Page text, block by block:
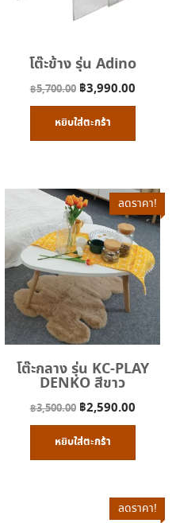
โต๊ะข้าง รุ่น Adino
฿5,700.00 Original
price
was:
฿3,990.00
price
หยิบใส่ตะกร้า
ลดราคา!
โต๊ะกลาง รุ่น KC-PLAY
DENKO สีขาว
฿3,500.00 Original
price
was:
฿2,590.00
price
หยิบใส่ตะกร้า
ลดราคา!